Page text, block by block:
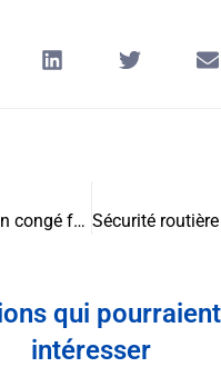
Annulation d’un congé frauduleux : quelles conséquences pour le bailleur ?
qui
intéresser